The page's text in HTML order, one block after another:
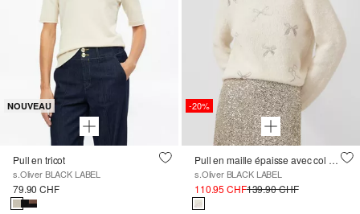
NOUVEAU
Pull en tricot
s.Oliver BLACK LABEL
79.90 CHF
-20%
Pull en maille épaisse avec col montant et nœud brodé
s.Oliver BLACK LABEL
110.95 CHF139.90 CHF